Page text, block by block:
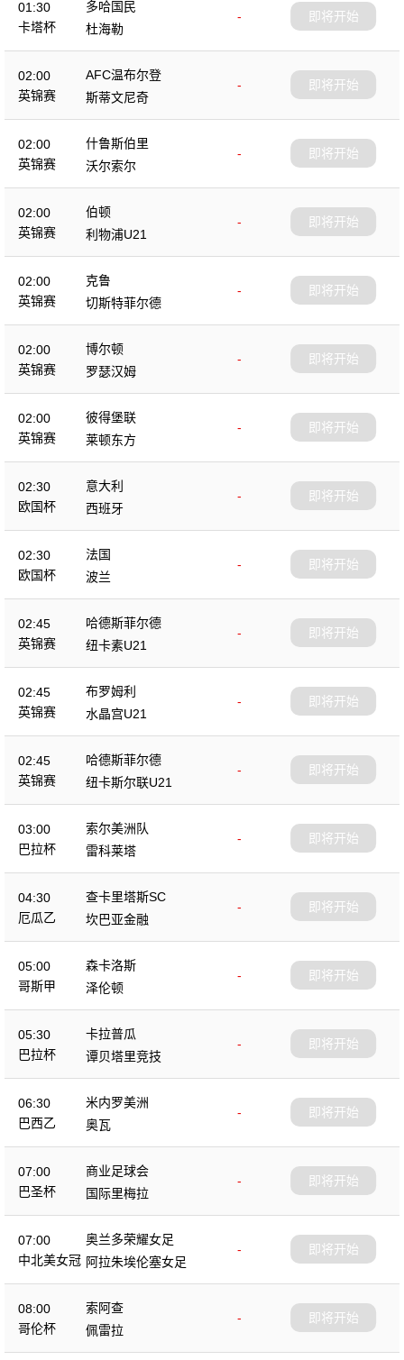
01:30
卡塔杯
多哈国民
-
杜海勒
即将开始
02:00
英锦赛
AFC温布尔登
-
斯蒂文尼奇
即将开始
02:00
英锦赛
什鲁斯伯里
-
沃尔索尔
即将开始
02:00
英锦赛
伯顿
-
利物浦U21
即将开始
02:00
英锦赛
克鲁
-
切斯特菲尔德
即将开始
02:00
英锦赛
博尔顿
-
罗瑟汉姆
即将开始
02:00
英锦赛
彼得堡联
-
莱顿东方
即将开始
02:30
欧国杯
意大利
-
西班牙
即将开始
02:30
欧国杯
法国
-
波兰
即将开始
02:45
英锦赛
哈德斯菲尔德
-
纽卡素U21
即将开始
02:45
英锦赛
布罗姆利
-
水晶宫U21
即将开始
02:45
英锦赛
哈德斯菲尔德
-
纽卡斯尔联U21
即将开始
03:00
巴拉杯
索尔美洲队
-
雷科莱塔
即将开始
04:30
厄瓜乙
查卡里塔斯SC
-
坎巴亚金融
即将开始
05:00
哥斯甲
森卡洛斯
-
泽伦顿
即将开始
05:30
巴拉杯
卡拉普瓜
-
谭贝塔里竞技
即将开始
06:30
巴西乙
米内罗美洲
-
奥瓦
即将开始
07:00
巴圣杯
商业足球会
-
国际里梅拉
即将开始
07:00
中北美女冠
奥兰多荣耀女足
-
阿拉朱埃伦塞女足
即将开始
08:00
哥伦杯
索阿查
-
佩雷拉
即将开始